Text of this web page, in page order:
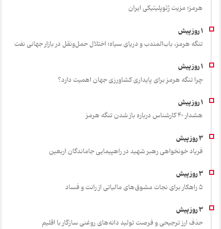
هرمز؛ مزیت ژئوپلیتیکی ایران
تنگه هرمز، باب‌المندب و دریای سیاه؛ اختلال حمل‌ونقل در بازار جهانی نفت
چرا تنگه هرمز برای پایداری کشاورزی جهان اهمیت دارد؟
هشدار 40 کارشناس درباره باز شدن تنگه هرمز
فریاد خونخواهی رهبر شهید در راهپیمایی جاماندگان اربعین
۵ راهکار برای نجات مشوق‌های مالیاتی از رانت و فساد
حذف ارز ترجیحی و فرصت تولید دانه‌های روغنی سازگار با اقلیم